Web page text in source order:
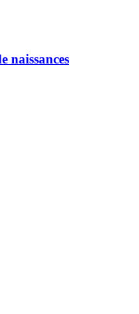
naissances